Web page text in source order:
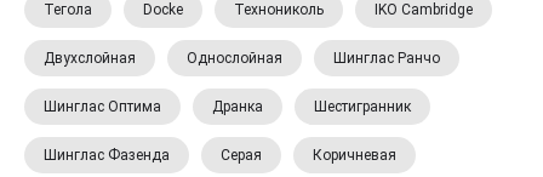
Тегола Docke Технониколь IKO Cambridge
Двухслойная Однослойная Шинглас Ранчо
Шинглас Оптима Дранка Шестигранник
Шинглас Фазенда Серая Коричневая